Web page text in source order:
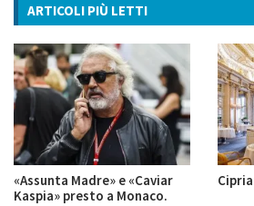
ARTICOLI PIÙ LETTI
«Assunta Madre» e «Caviar
Kaspia» presto a Monaco.